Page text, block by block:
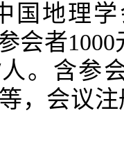
国地理
会者
。含参
，会议